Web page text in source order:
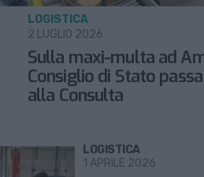
Sulla maxi-multa ad
Consiglio di Stato
alla Consulta
LOGISTICA
2 LUGLIO 2026
LOGISTICA
1 APRILE 2026